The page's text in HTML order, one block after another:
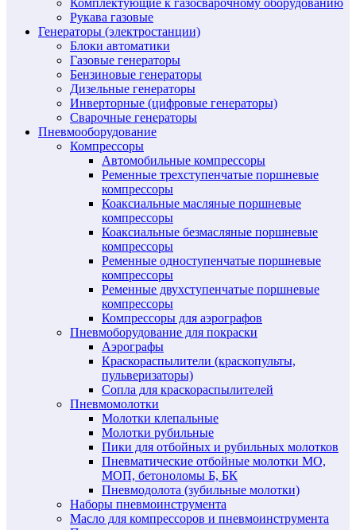
Рукава газовые
Генераторы (электростанции)
Блоки автоматики
Газовые генераторы
Бензиновые генераторы
Дизельные генераторы
Инверторные (цифровые генераторы)
Сварочные генераторы
Пневмооборудование
Компрессоры
Автомобильные компрессоры
Ременные трехступенчатые поршневые
компрессоры
Коаксиальные масляные поршневые
компрессоры
Коаксиальные безмасляные поршневые
компрессоры
Ременные одноступенчатые поршневые
компрессоры
Ременные двухступенчатые поршневые
компрессоры
Компрессоры для аэрографов
Пневмоборудование для покраски
Аэрографы
Краскораспылители (краскопульты,
пульверизаторы)
Сопла для краскораспылителей
Пневмомолотки
Молотки клепальные
Молотки рубильные
Пики для отбойных и рубильных молотков
Пневматические отбойные молотки МО,
МОП, бетоноломы Б, БК
Пневмодолота (зубильные молотки)
Наборы пневмоинструмента
Масло для компрессоров и пневмоинструмента